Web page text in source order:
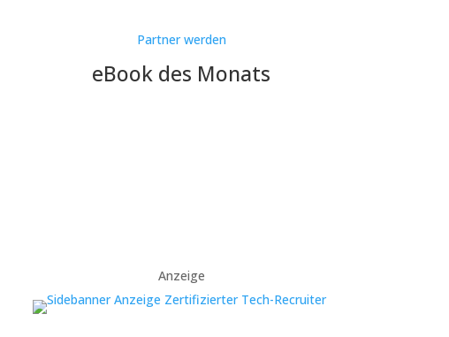
Partner werden
eBook des Monats
Anzeige